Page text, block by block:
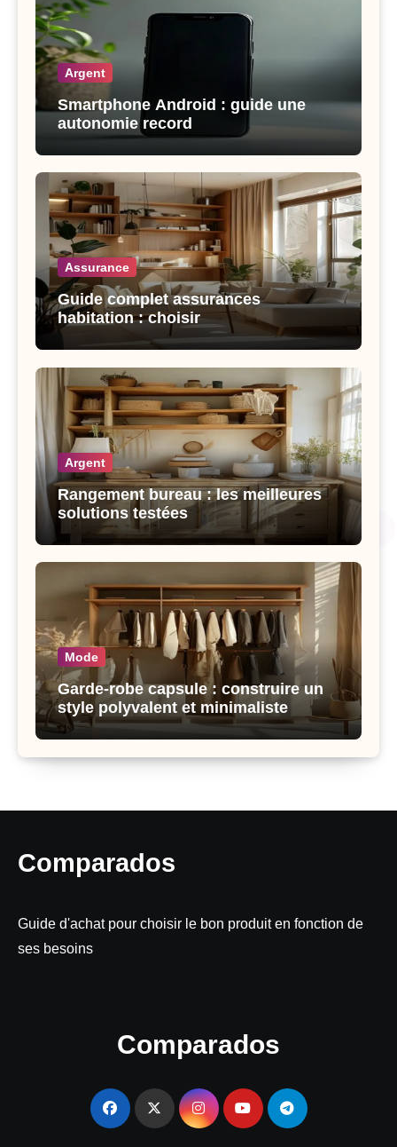
Argent
Smartphone Android : guide une
autonomie record
Assurance
Guide complet assurances
habitation : choisir
Argent
Rangement bureau : les meilleures
solutions testées
Mode
Garde-robe capsule : construire un
style polyvalent et minimaliste
Comparados
Guide d'achat pour choisir le bon produit en fonction de
ses besoins
Comparados